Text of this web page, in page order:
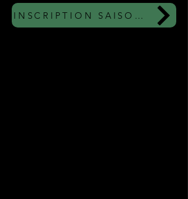
INSCRIPTION SAISON 2023/2024